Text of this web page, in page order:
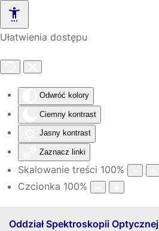
Ułatwienia dostępu
Odwróć kolory
Ciemny kontrast
Jasny kontrast
Zaznacz linki
Skalowanie treści 100%
Czcionka 100%
Skip to main content
Oddział Spektroskopii Optycznej